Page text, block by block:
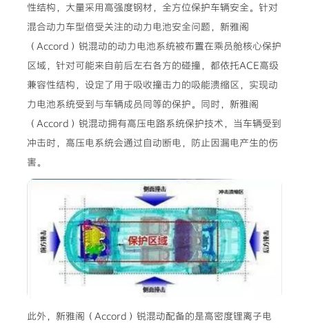
性结构，大量采用高强度钢材，全方位保护车辆安全。针对
混合动力车型倍受关注的动力电池安全问题，新雅阁
（Accord）锐混动的动力电池系统被布置在乘员舱核心保护
区域，针对可能来自前后左右各方的碰撞，都依托ACE高级
兼容性结构，设定了用于吸收撞击力的吸能溃缩区，实现动
力电池系统受到与车辆成员同等的保护。同时，新雅阁
（Accord）锐混动拥有高压电路系统保护技术，当车辆受到
冲击时，高压电系统会通过自动断电，防止因漏电产生的伤
害。
此外，新雅阁（Accord）锐混动配备的是高密度锂离子电